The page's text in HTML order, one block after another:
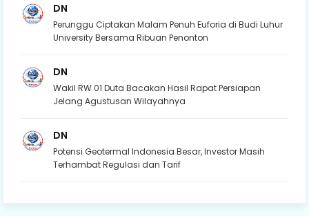
DN
Perunggu Ciptakan Malam Penuh Euforia di Budi Luhur
University Bersama Ribuan Penonton
DN
Wakil RW 01 Duta Bacakan Hasil Rapat Persiapan
Jelang Agustusan Wilayahnya
DN
Potensi Geotermal Indonesia Besar, Investor Masih
Terhambat Regulasi dan Tarif